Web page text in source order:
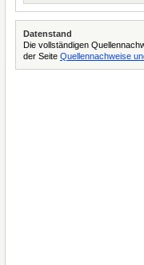
Datenstand
Die vollständigen
der Seite Quellennachweise